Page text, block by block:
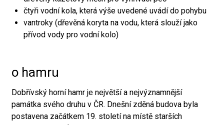
čtyři vodní kola, která výše uvedené uvádí do pohybu
vantroky (dřevěná koryta na vodu, která slouží jako
přívod vody pro vodní kolo)
o hamru
Dobřívský horní hamr je největší a nejvýznamnější
památka svého druhu v ČR. Dnešní zděná budova byla
postavena začátkem 19. století na místě starších